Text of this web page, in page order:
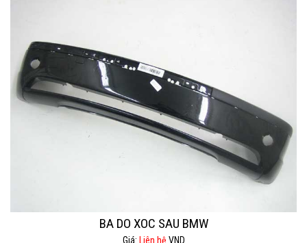
BA DO XOC SAU BMW
Giá: Liên hệ VND